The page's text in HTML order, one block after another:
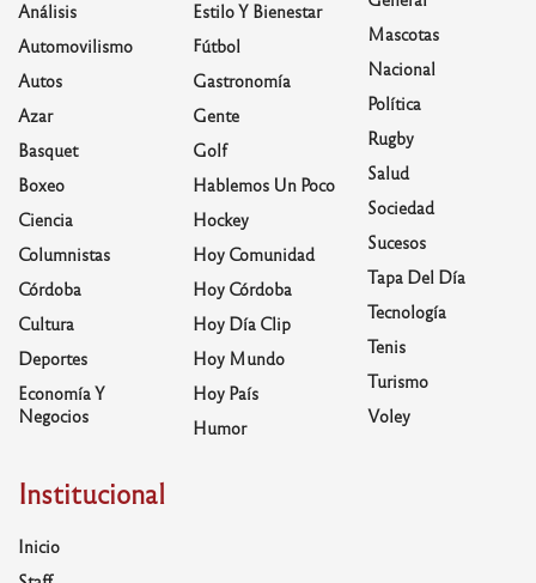
Análisis
Automovilismo
Autos
Azar
Basquet
Boxeo
Ciencia
Columnistas
Córdoba
Cultura
Deportes
Economía Y
Negocios
Estilo Y Bienestar
Fútbol
Gastronomía
Gente
Golf
Hablemos Un Poco
Hockey
Hoy Comunidad
Hoy Córdoba
Hoy Día Clip
Hoy Mundo
Hoy País
Humor
Mascotas
Nacional
Política
Rugby
Salud
Sociedad
Sucesos
Tapa Del Día
Tecnología
Tenis
Turismo
Voley
Institucional
Inicio